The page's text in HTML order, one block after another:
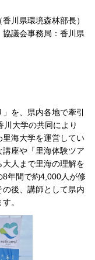
県環境森林部長）
香川県
を、県内各地で牽引
大学の共同により
里海大学を運営してい
座や「里海体験ツア
人まで里海の理解を
8年間で約4,000人が修
後、講師として県内
。